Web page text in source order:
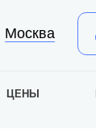
Москва
ЦЕНЫ